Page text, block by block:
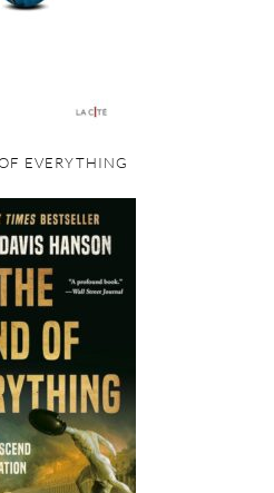
EVERYTHING